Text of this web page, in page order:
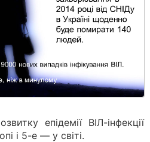
епідемії ВІЛ-інфекції
і 5-е — у світі.